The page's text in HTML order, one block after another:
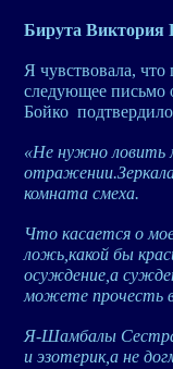
Бирута Виктория
Я чувствовала,
следующее письмо
Бойко подтвердило
«Не нужно ловить
комната смеха.
Что касается о
ложь,какой бы
осуждение,а
можете прочесть
Я-Шамбалы
и эзотерик,а не